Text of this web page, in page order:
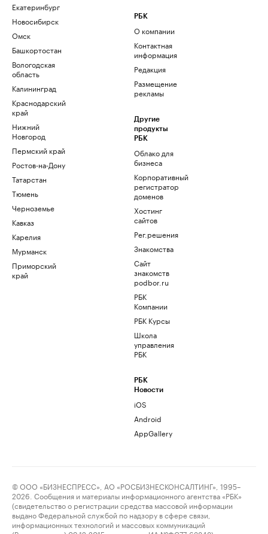
Екатеринбург
Новосибирск
Омск
Башкортостан
Вологодская
область
Калининград
Краснодарский
край
Нижний
Новгород
Пермский край
Ростов-на-Дону
Татарстан
Тюмень
Черноземье
Кавказ
Карелия
Мурманск
Приморский
край
РБК
О компании
Контактная
информация
Редакция
Размещение
рекламы
Другие
продукты
РБК
Облако для
бизнеса
Корпоративный
регистратор
доменов
Хостинг
сайтов
Рег.решения
Знакомства
Сайт
знакомств
podbor.ru
РБК
Компании
РБК Курсы
Школа
управления
РБК
РБК
Новости
iOS
Android
AppGallery
© ООО «БИЗНЕСПРЕСС», АО «РОСБИЗНЕСКОНСАЛТИНГ», 1995–
2026. Сообщения и материалы информационного агентства «РБК»
(свидетельство о регистрации средства массовой информации
выдано Федеральной службой по надзору в сфере связи,
информационных технологий и массовых коммуникаций